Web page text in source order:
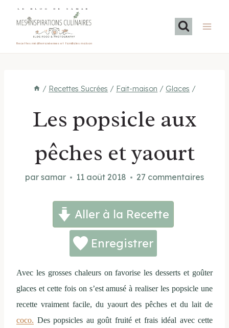
LE BLOG DE SAMAR
Recettes méditerranéennes et familiales maison
/ Recettes Sucrées / Fait-maison / Glaces /
Les popsicle aux
pêches et yaourt
par samar 11 août 2018 27 commentaires
Aller à la Recette
Enregistrer
Avec les grosses chaleurs on favorise les desserts et goûter
glaces et cette fois on s’est amusé à realiser les popsicle une
recette vraiment facile, du yaourt des pêches et du lait de
coco. Des popsicles au goût fruité et frais idéal avec cette